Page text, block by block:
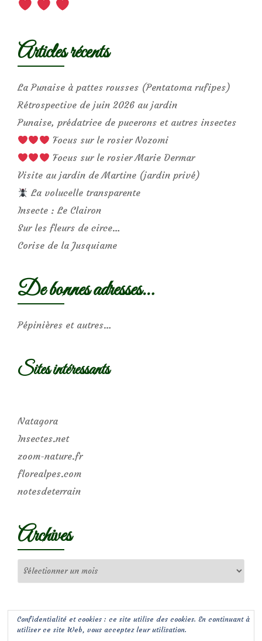
Articles récents
La Punaise à pattes rousses (Pentatoma rufipes)
Rétrospective de juin 2026 au jardin
Punaise, prédatrice de pucerons et autres insectes
Focus sur le rosier Nozomi
Focus sur le rosier Marie Dermar
Visite au jardin de Martine (jardin privé)
La volucelle transparente
Insecte : Le Clairon
Sur les fleurs de circe…
Corise de la Jusquiame
De bonnes adresses…
Pépinières et autres…
Sites intéressants
Natagora
Insectes.net
zoom-nature.fr
florealpes.com
notesdeterrain
Archives
Confidentialité et cookies : ce site utilise des cookies. En continuant à
utiliser ce site Web, vous acceptez leur utilisation.